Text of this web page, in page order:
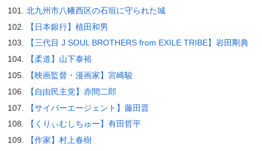
北九州市八幡西区の石垣に守られた城
【日本銀行】植田和男
【三代目 J SOUL BROTHERS from EXILE TRIBE】岩田剛典
【柔道】山下泰裕
【映画監督・漫画家】宮崎駿
【自由民主党】赤間二郎
【サイバーエージェント】藤田晋
【くりぃむしちゅー】有田哲平
【作家】村上春樹